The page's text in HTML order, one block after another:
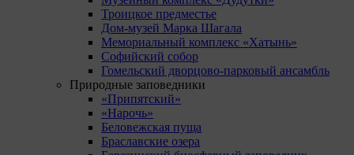
Троицкое предместье
Дом-музей Марка Шагала
Мемориальный комплекс «Хатынь»
Софийский собор
Гомельский дворцово-парковый ансамбль
Природные заповедники
«Припятский»
«Нарочь»
Беловежская пуща
Браславские озера